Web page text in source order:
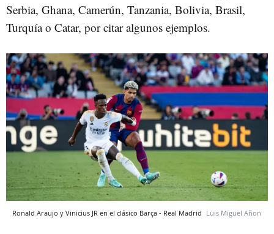
Serbia, Ghana, Camerún, Tanzania, Bolivia, Brasil,
Turquía o Catar, por citar algunos ejemplos.
Ronald Araujo y Vinicius JR en el clásico Barça - Real Madrid Luis Miguel Añon